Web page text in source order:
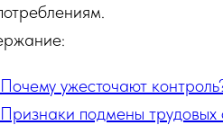
Почему ужесточают
Признаки подмены трудовых